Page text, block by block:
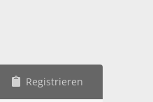
Registrieren